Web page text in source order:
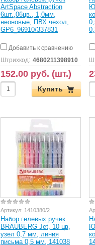
ArtSpace Abstraction
6шт.,06цв., 1,0мм,
неоновые, ПВХ чехол,
GP6_96910/337831
Добавить к сравнению
Штрихкод: 4680211398910
152.00 руб. (шт.)
Купить
Артикул: 1410380/2
Набор гелевых ручек
BRAUBERG Jet, 10 цв,
узел 0,7 мм, линия
письма 0,5 мм, 141038